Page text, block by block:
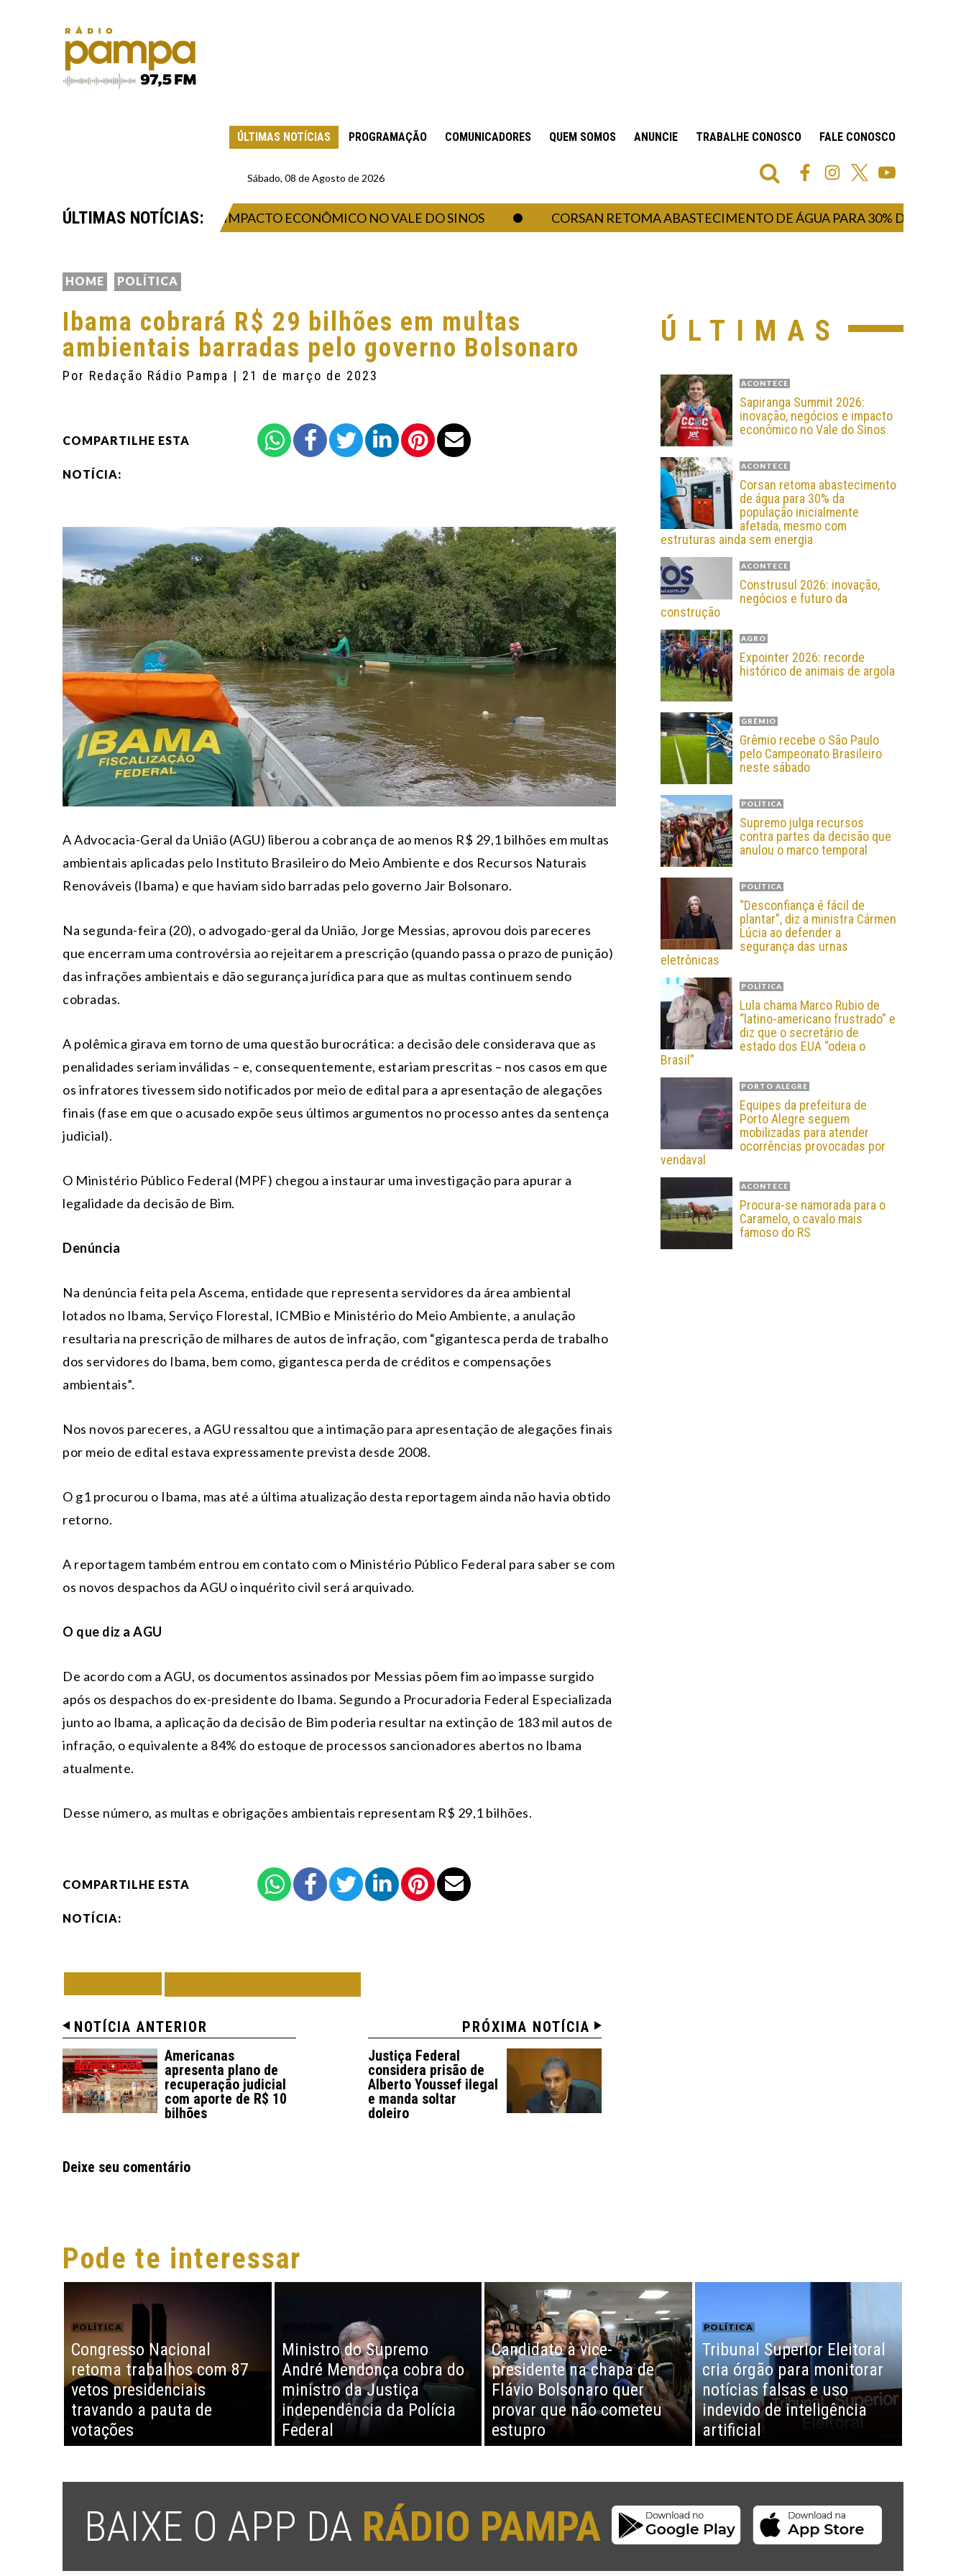
ÚLTIMAS NOTÍCIAS PROGRAMAÇÃO COMUNICADORES QUEM SOMOS ANUNCIE TRABALHE CONOSCO FALE CONOSCO
Sábado, 08 de Agosto de 2026
ÚLTIMAS NOTÍCIAS:
INOVAÇÃO, NEGÓCIOS E IMPACTO ECONÔMICO NO VALE DO SINOS CORSAN RETOMA ABASTECIMENTO DE ÁGUA PARA 30% DA
HOME POLÍTICA
Ibama cobrará R$ 29 bilhões em multas
ambientais barradas pelo governo Bolsonaro
Por Redação Rádio Pampa | 21 de março de 2023
COMPARTILHE ESTA
NOTÍCIA:
A Advocacia-Geral da União (AGU) liberou a cobrança de ao menos R$ 29,1 bilhões em multas
ambientais aplicadas pelo Instituto Brasileiro do Meio Ambiente e dos Recursos Naturais
Renováveis (Ibama) e que haviam sido barradas pelo governo Jair Bolsonaro.
Na segunda-feira (20), o advogado-geral da União, Jorge Messias, aprovou dois pareceres
que encerram uma controvérsia ao rejeitarem a prescrição (quando passa o prazo de punição)
das infrações ambientais e dão segurança jurídica para que as multas continuem sendo
cobradas.
A polêmica girava em torno de uma questão burocrática: a decisão dele considerava que as
penalidades seriam inválidas – e, consequentemente, estariam prescritas – nos casos em que
os infratores tivessem sido notificados por meio de edital para a apresentação de alegações
finais (fase em que o acusado expõe seus últimos argumentos no processo antes da sentença
judicial).
O Ministério Público Federal (MPF) chegou a instaurar uma investigação para apurar a
legalidade da decisão de Bim.
Denúncia
Na denúncia feita pela Ascema, entidade que representa servidores da área ambiental
lotados no Ibama, Serviço Florestal, ICMBio e Ministério do Meio Ambiente, a anulação
resultaria na prescrição de milhares de autos de infração, com “gigantesca perda de trabalho
dos servidores do Ibama, bem como, gigantesca perda de créditos e compensações
ambientais”.
Nos novos pareceres, a AGU ressaltou que a intimação para apresentação de alegações finais
por meio de edital estava expressamente prevista desde 2008.
O g1 procurou o Ibama, mas até a última atualização desta reportagem ainda não havia obtido
retorno.
A reportagem também entrou em contato com o Ministério Público Federal para saber se com
os novos despachos da AGU o inquérito civil será arquivado.
O que diz a AGU
De acordo com a AGU, os documentos assinados por Messias põem fim ao impasse surgido
após os despachos do ex-presidente do Ibama. Segundo a Procuradoria Federal Especializada
junto ao Ibama, a aplicação da decisão de Bim poderia resultar na extinção de 183 mil autos de
infração, o equivalente a 84% do estoque de processos sancionadores abertos no Ibama
atualmente.
Desse número, as multas e obrigações ambientais representam R$ 29,1 bilhões.
COMPARTILHE ESTA
NOTÍCIA:
NOTÍCIA ANTERIOR
Americanas
apresenta plano de
recuperação judicial
com aporte de R$ 10
bilhões
PRÓXIMA NOTÍCIA
Justiça Federal
considera prisão de
Alberto Youssef ilegal
e manda soltar
doleiro
Deixe seu comentário
ÚLTIMAS
ACONTECE
Sapiranga Summit 2026:
inovação, negócios e impacto
econômico no Vale do Sinos
ACONTECE
Corsan retoma abastecimento
de água para 30% da
população inicialmente
afetada, mesmo com
estruturas ainda sem energia
ACONTECE
Construsul 2026: inovação,
negócios e futuro da
construção
AGRO
Expointer 2026: recorde
histórico de animais de argola
GRÊMIO
Grêmio recebe o São Paulo
pelo Campeonato Brasileiro
neste sábado
POLÍTICA
Supremo julga recursos
contra partes da decisão que
anulou o marco temporal
POLÍTICA
“Desconfiança é fácil de
plantar”, diz a ministra Cármen
Lúcia ao defender a
segurança das urnas
eletrônicas
POLÍTICA
Lula chama Marco Rubio de
“latino-americano frustrado” e
diz que o secretário de
estado dos EUA “odeia o
Brasil”
PORTO ALEGRE
Equipes da prefeitura de
Porto Alegre seguem
mobilizadas para atender
ocorrências provocadas por
vendaval
ACONTECE
Procura-se namorada para o
Caramelo, o cavalo mais
famoso do RS
Pode te interessar
POLÍTICA
Congresso Nacional
retoma trabalhos com 87
vetos presidenciais
travando a pauta de
votações
Ministro do Supremo
André Mendonça cobra do
ministro da Justiça
independência da Polícia
Federal
POLÍTICA
Candidato à vice-
presidente na chapa de
Flávio Bolsonaro quer
provar que não cometeu
estupro
POLÍTICA
Tribunal Superior Eleitoral
cria órgão para monitorar
notícias falsas e uso
indevido de inteligência
artificial
BAIXE O APP DA RÁDIO PAMPA